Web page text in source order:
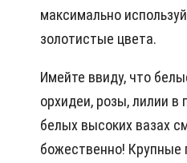
максимально
золотистые цвета.
Имейте ввиду, что
орхидеи, розы, лилии в
белых высоких вазах
божественно! Крупные